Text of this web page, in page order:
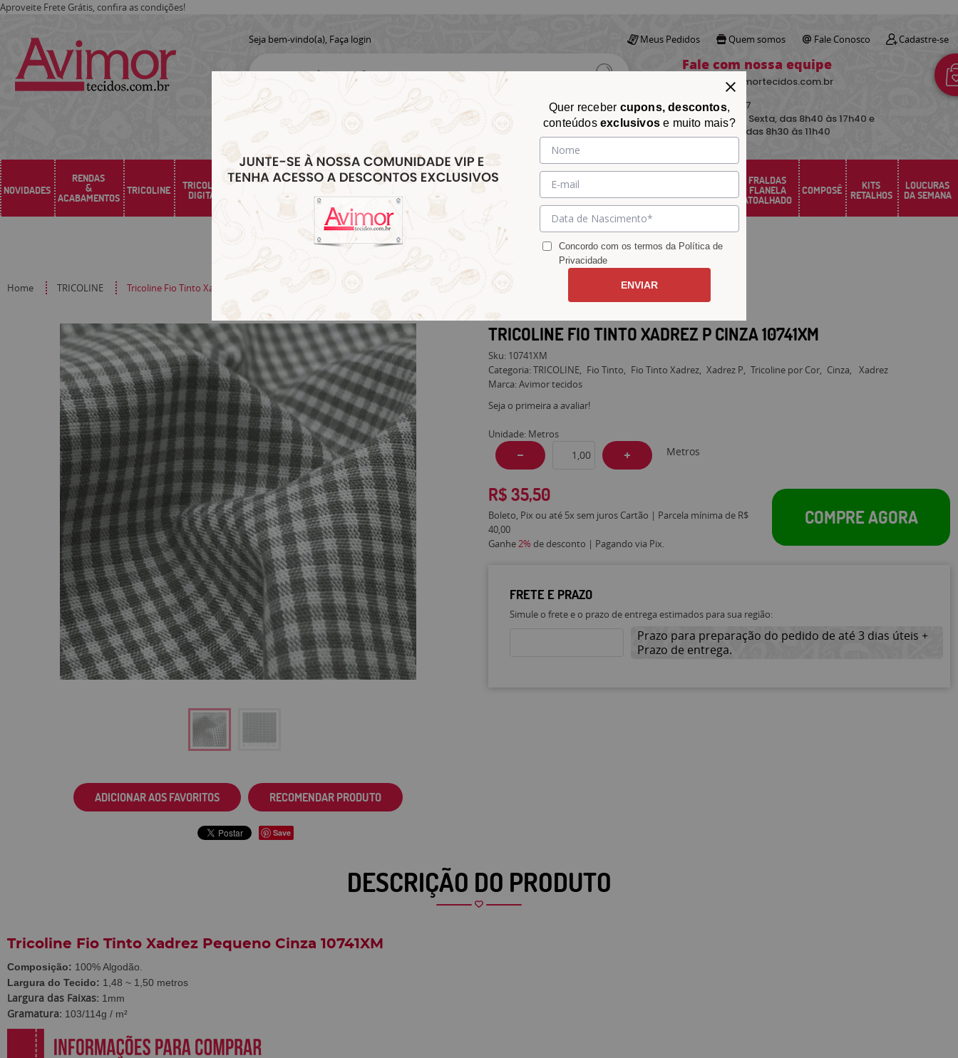
Aproveite Frete Grátis, confira as condições!
Seja bem-vindo(a), Faça login Meus Pedidos Quem somos Fale Conosco Cadastre-se
Fale com nossa equipe
contato@avimortecidos.com.br
(34)3219-5157
De Segunda a Sexta, das 8h40 às 17h40 e
aos sábados das 8h30 às 11h40
NOVIDADES
RENDAS
&
ACABAMENTOS
TRICOLINE TRICOLINE
DIGITAL
CHITA
CHITÃO
CROCHÊ
TRICÔ
TECIDOS E
MALHAS MATELASSÊ
AVIAMENTOS
ACESSÓRIOS DECORAÇÃO SANTA FÉ
FRALDAS
FLANELA
ATOALHADO
COMPOSÊ KITS
RETALHOS
LOUCURAS
DA SEMANA
Home TRICOLINE Tricoline Fio Tinto Xadrez P Cinza 10741XM
ADICIONAR AOS FAVORITOS RECOMENDAR PRODUTO
Save
TRICOLINE FIO TINTO XADREZ P CINZA 10741XM
Sku: 10741XM
Categoria:TRICOLINE Fio Tinto Fio Tinto Xadrez Xadrez P Tricoline por Cor Cinza
Xadrez
Marca:Avimor tecidos
Seja o primeira a avaliar!
Unidade: Metros
Metros
R$ 35,50
Boleto, Pix ou até 5x sem juros Cartão | Parcela mínima de R$
40,00
Ganhe2% de desconto | Pagando via Pix.
COMPRE AGORA
FRETE E PRAZO
Simule o frete e o prazo de entrega estimados para sua região:
Prazo para preparação do pedido de até 3 dias úteis +
Prazo de entrega.
DESCRIÇÃO DO PRODUTO
Tricoline Fio Tinto Xadrez Pequeno Cinza 10741XM
Composição: 100% Algodão.
Largura do Tecido: 1,48 ~ 1,50 metros
Largura das Faixas: 1mm
Gramatura: 103/114g / m²
Quer receber cupons, descontos,
conteúdosexclusivose muito mais?
Concordo com os termos da Política de
Privacidade
ENVIAR